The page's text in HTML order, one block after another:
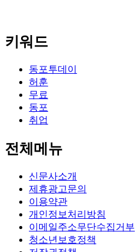
키워드
동포투데이
허훈
무료
동포
취업
전체메뉴
신문사소개
제휴광고문의
이용약관
개인정보처리방침
이메일주소무단수집거부
청소년보호정책